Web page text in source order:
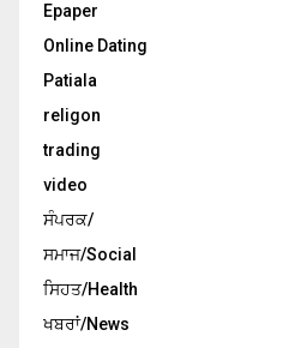
Epaper
Online Dating
Patiala
religon
trading
video
ਸੰਪਰਕ/
ਸਮਾਜ/Social
ਸਿਹਤ/Health
ਖਬਰਾਂ/News